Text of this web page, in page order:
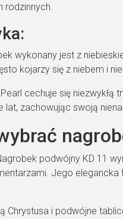
rodzinnych.
wykonany jest z
kojarzy się z niebem i
cechuje się
lat, zachowując swoją
podwójny KD 11
Jego
Chrystusa i podwójne